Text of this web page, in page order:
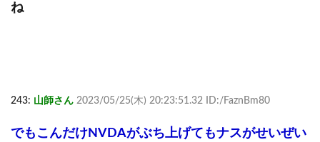
ね
243: 山師さん 2023/05/25(木) 20:23:51.32 ID:/FaznBm80
でもこんだけNVDAがぶち上げてもナスがせいぜい